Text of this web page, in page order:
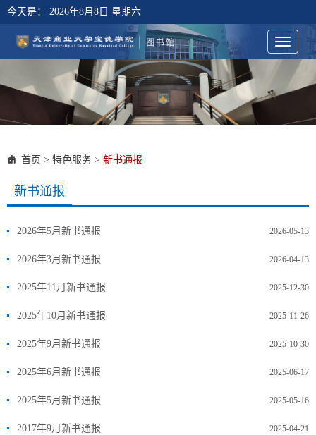
今天是： 2026年8月8日 星期六
首页 > 特色服务 > 新书通报
新书通报
2026年5月新书通报 2026-05-13
2026年3月新书通报 2026-04-13
2025年11月新书通报 2025-12-30
2025年10月新书通报 2025-11-26
2025年9月新书通报 2025-10-30
2025年6月新书通报 2025-06-17
2025年5月新书通报 2025-05-16
2017年9月新书通报 2025-04-21